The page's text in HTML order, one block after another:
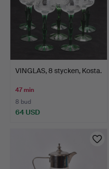
VINGLAS, 8 stycken, Kosta.
47 min
8 bud
64 USD